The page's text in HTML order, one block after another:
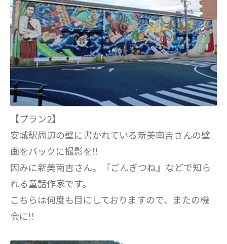
【プラン2】
安城駅周辺の壁に書かれている新美南吉さんの壁
画をバックに撮影を!!
因みに新美南吉さん。『ごんぎつね』などで知ら
れる童話作家です。
こちらは何度も目にしておりますので、またの機
会に!!